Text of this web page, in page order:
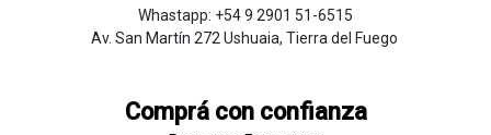
Whastapp: +54 9 2901 51-6515
Av. San Martín 272 Ushuaia, Tierra del Fuego
Comprá con confianza